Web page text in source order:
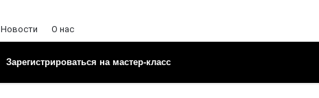
Новости О нас
Зарегистрироваться на мастер-класс